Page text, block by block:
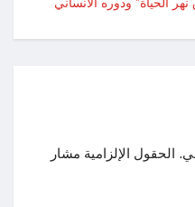
الحقول الإلزامية مشار